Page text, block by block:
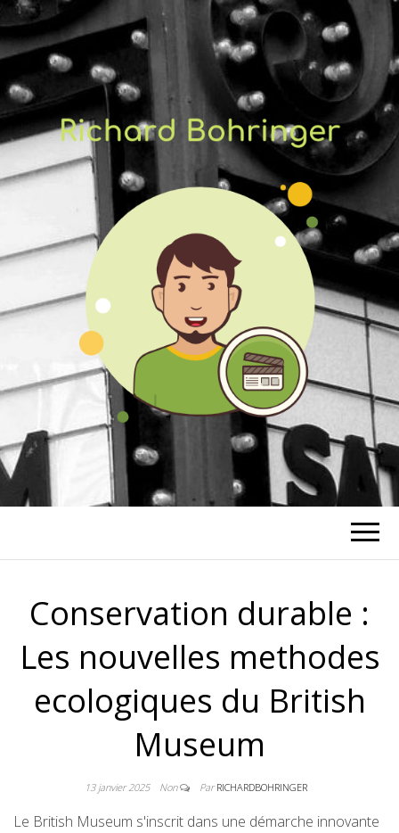
RICHARD
BOHRINGER
Conservation durable :
Les nouvelles methodes
ecologiques du British
Museum
13 janvier 2025 Non ParRICHARDBOHRINGER
Le British Museum s'inscrit dans une démarche innovante